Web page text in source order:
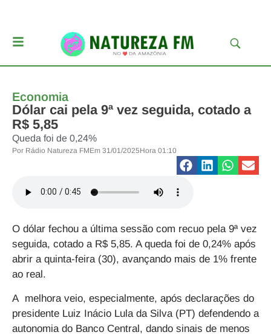
Economia
Dólar cai pela 9ª vez seguida, cotado a
R$ 5,85
Queda foi de 0,24%
Por Rádio Natureza FMEm 31/01/2025Hora 01:10
O dólar fechou a última sessão com recuo pela 9ª vez
seguida, cotado a R$ 5,85. A queda foi de 0,24% após
abrir a quinta-feira (30), avançando mais de 1% frente
ao real.
A melhora veio, especialmente, após declarações do
presidente Luiz Inácio Lula da Silva (PT) defendendo a
autonomia do Banco Central, dando sinais de menos